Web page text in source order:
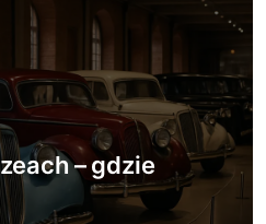
– gdzie